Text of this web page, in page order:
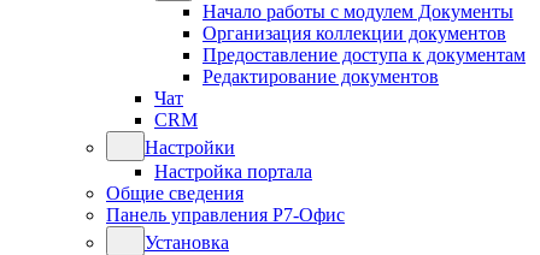
Начало работы с модулем Документы
Организация коллекции документов
Предоставление доступа к документам
Редактирование документов
Чат
CRM
Настройки
Настройка портала
Общие сведения
Панель управления Р7-Офис
Установка